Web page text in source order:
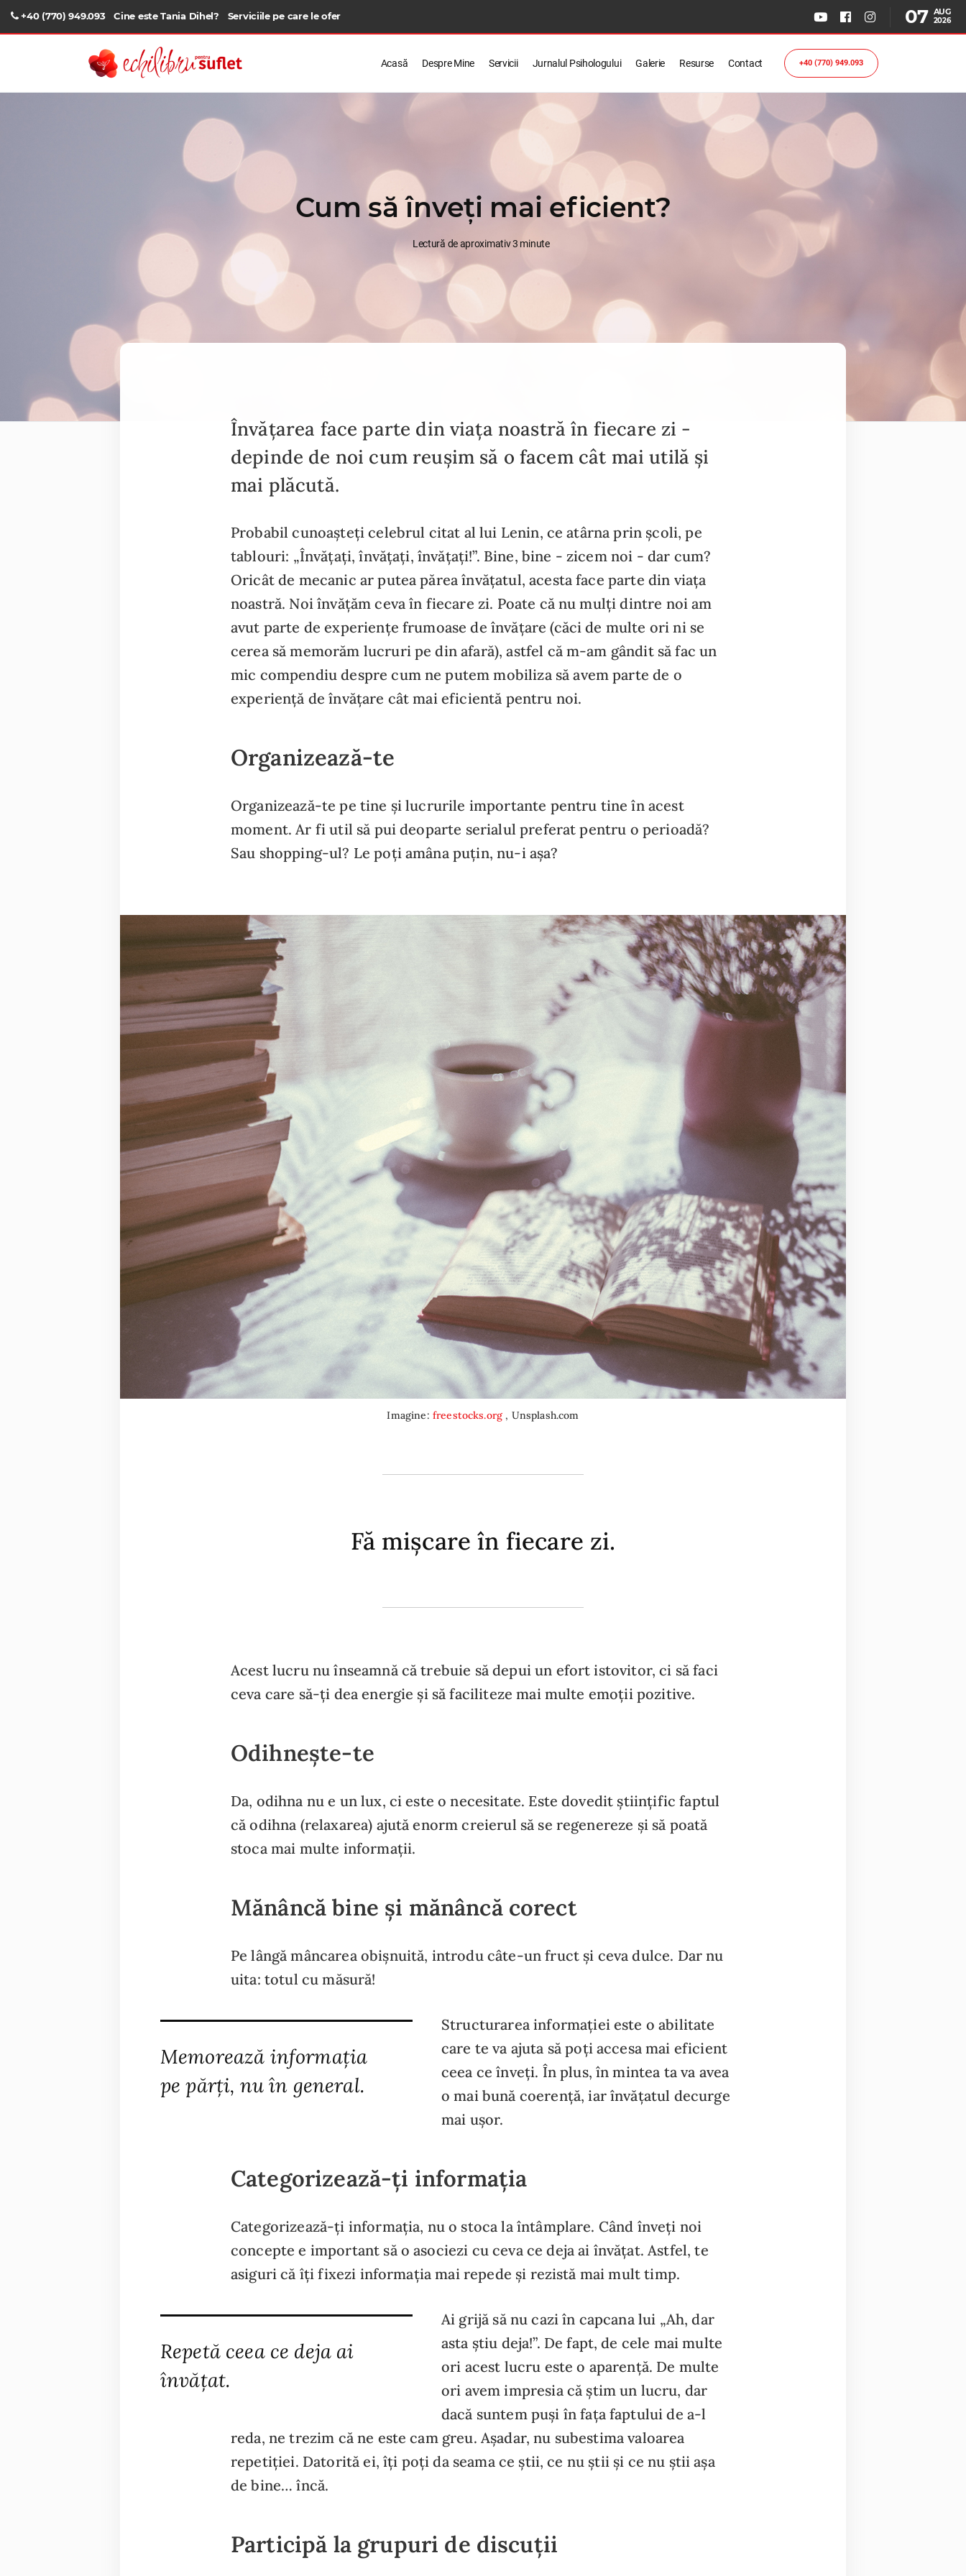
+40 (770) 949.093 Cine este Tania Dihel? Serviciile pe care le ofer 07 AUG
2026
Acasă Despre Mine Servicii Jurnalul Psihologului Galerie Resurse Contact +40 (770) 949.093
Cum să înveți mai eficient?
Lectură de aproximativ 3 minute
Învățarea face parte din viața noastră în fiecare zi -
depinde de noi cum reușim să o facem cât mai utilă și
mai plăcută.
Probabil cunoașteți celebrul citat al lui Lenin, ce atârna prin școli, pe
tablouri: „Învățați, învățați, învățați!”. Bine, bine - zicem noi - dar cum?
Oricât de mecanic ar putea părea învățatul, acesta face parte din viața
noastră. Noi învățăm ceva în fiecare zi. Poate că nu mulți dintre noi am
avut parte de experiențe frumoase de învățare (căci de multe ori ni se
cerea să memorăm lucruri pe din afară), astfel că m-am gândit să fac un
mic compendiu despre cum ne putem mobiliza să avem parte de o
experiență de învățare cât mai eficientă pentru noi.
Organizează-te
Organizează-te pe tine și lucrurile importante pentru tine în acest
moment. Ar fi util să pui deoparte serialul preferat pentru o perioadă?
Sau shopping-ul? Le poți amâna puțin, nu-i așa?
Imagine: freestocks.org , Unsplash.com
Fă mișcare în fiecare zi.
Acest lucru nu înseamnă că trebuie să depui un efort istovitor, ci să faci
ceva care să-ți dea energie și să faciliteze mai multe emoții pozitive.
Odihnește-te
Da, odihna nu e un lux, ci este o necesitate. Este dovedit științific faptul
că odihna (relaxarea) ajută enorm creierul să se regenereze și să poată
stoca mai multe informații.
Mănâncă bine și mănâncă corect
Pe lângă mâncarea obișnuită, introdu câte-un fruct și ceva dulce. Dar nu
uita: totul cu măsură!
Memorează informația
pe părți, nu în general.
Structurarea informației este o abilitate
care te va ajuta să poți accesa mai eficient
ceea ce înveți. În plus, în mintea ta va avea
o mai bună coerență, iar învățatul decurge
mai ușor.
Categorizează-ți informația
Categorizează-ți informația, nu o stoca la întâmplare. Când înveți noi
concepte e important să o asociezi cu ceva ce deja ai învățat. Astfel, te
asiguri că îți fixezi informația mai repede și rezistă mai mult timp.
Repetă ceea ce deja ai
învățat.
Ai grijă să nu cazi în capcana lui „Ah, dar
asta știu deja!”. De fapt, de cele mai multe
ori acest lucru este o aparență. De multe
ori avem impresia că știm un lucru, dar
dacă suntem puși în fața faptului de a-l
reda, ne trezim că ne este cam greu. Așadar, nu subestima valoarea
repetiției. Datorită ei, îți poți da seama ce știi, ce nu știi și ce nu știi așa
de bine… încă.
Participă la grupuri de discuții